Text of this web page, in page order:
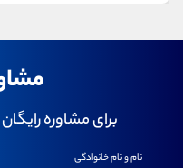
برای مشاوره
نام و نام خانوادگی